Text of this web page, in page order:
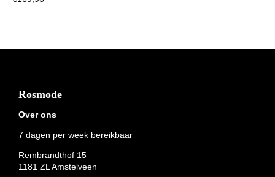
Footer
Rosmode
Over ons
7 dagen per week bereikbaar
Rembrandthof 15
1181 ZL Amstelveen